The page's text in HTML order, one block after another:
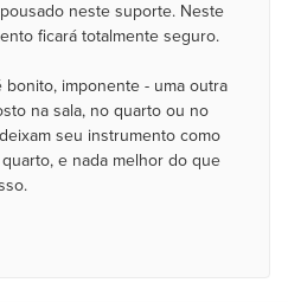
neste suporte. Neste
ficará totalmente seguro.
imponente - uma outra
na sala, no quarto ou no
seu instrumento como
e nada melhor do que